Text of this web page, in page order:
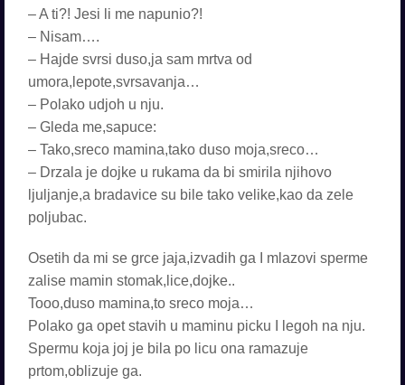
– A ti?! Jesi li me napunio?!
– Nisam….
– Hajde svrsi duso,ja sam mrtva od
umora,lepote,svrsavanja…
– Polako udjoh u nju.
– Gleda me,sapuce:
– Tako,sreco mamina,tako duso moja,sreco…
– Drzala je dojke u rukama da bi smirila njihovo
ljuljanje,a bradavice su bile tako velike,kao da zele
poljubac.
Osetih da mi se grce jaja,izvadih ga I mlazovi sperme
zalise mamin stomak,lice,dojke..
Tooo,duso mamina,to sreco moja…
Polako ga opet stavih u maminu picku I legoh na nju.
Spermu koja joj je bila po licu ona ramazuje
prtom,oblizuje ga.